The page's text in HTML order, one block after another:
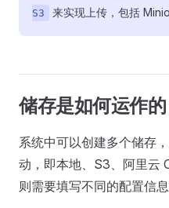
S3
来实现上传，包括
储存是如何运作的
系统中可以创建多个储存
动，即本地、S3、阿里云
则需要填写不同的配置信息